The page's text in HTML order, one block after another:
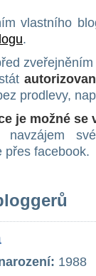
vlastního
.
prodlevy,
je možné se
navzájem
přes facebook.
1988